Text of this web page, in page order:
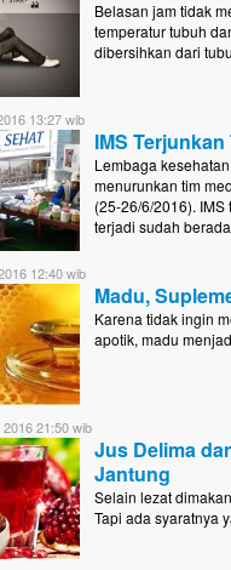
Belasan jam tidak
temperatur tubuh
dibersihkan dari
13:27 wib
IMS
Lembaga
menurunkan tim
(25-26/6/2016).
terjadi sudah
12:40 wib
Madu,
Karena tidak ingin
apotik, madu
21:50 wib
Jus Delima
Jantung
Selain lezat
Tapi ada syaratnya